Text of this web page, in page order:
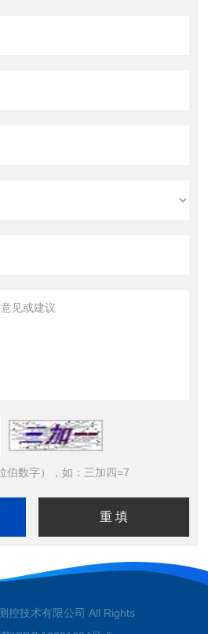
伯数字），如：三加四=7
控技术有限公司 All Rights